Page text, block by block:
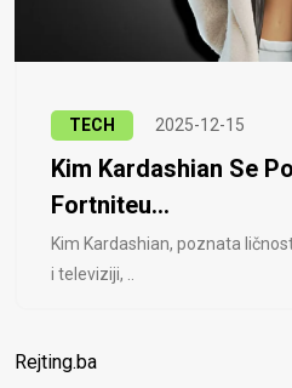
TECH 2025-12-15
Kim Kardashian Se
Fortniteu...
Kim Kardashian, poznata
i televiziji, ..
Rejting.ba